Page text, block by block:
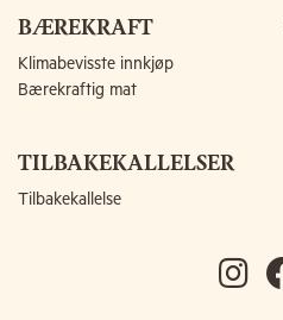
BÆREKRAFT
Klimabevisste innkjøp
Bærekraftig mat
TILBAKEKALLELSER
Tilbakekallelse